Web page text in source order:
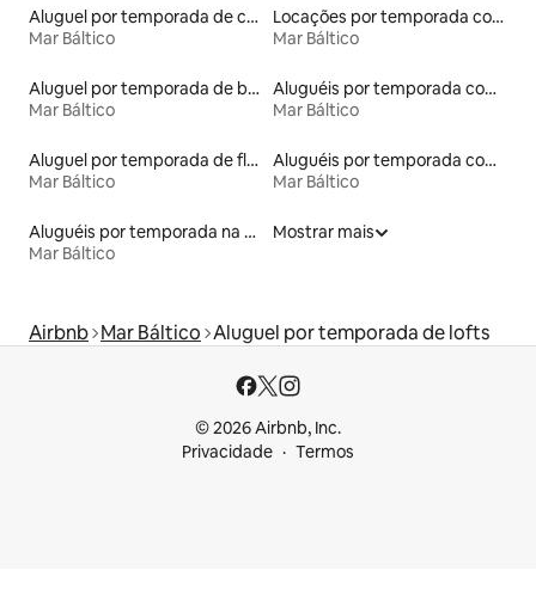
Aluguel por temporada de casas de hóspedes
Mar Báltico
Locações por temporada com piscina
Mar Báltico
Aluguel por temporada de barcos
Mar Báltico
Aluguéis por temporada com sauna
Mar Báltico
Aluguel por temporada de flats
Mar Báltico
Aluguéis por temporada com café da manhã
Mar Báltico
Aluguéis por temporada na orla
Mar Báltico
Mostrar mais
Airbnb Mar Báltico Aluguel por temporada de lofts
© 2026 Airbnb, Inc.
Privacidade
Termos